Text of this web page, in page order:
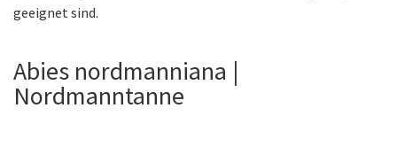
geeignet sind.
Abies nordmanniana |
Nordmanntanne